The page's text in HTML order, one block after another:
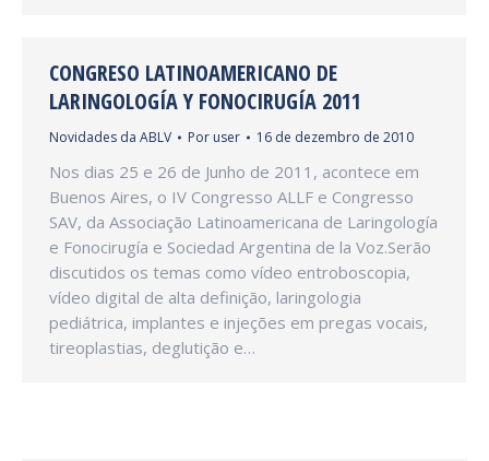
CONGRESO LATINOAMERICANO DE
LARINGOLOGÍA Y FONOCIRUGÍA 2011
Novidades da ABLV Por user 16 de dezembro de 2010
Nos dias 25 e 26 de Junho de 2011, acontece em
Buenos Aires, o IV Congresso ALLF e Congresso
SAV, da Associação Latinoamericana de Laringología
e Fonocirugía e Sociedad Argentina de la Voz.Serão
discutidos os temas como vídeo entroboscopia,
vídeo digital de alta definição, laringologia
pediátrica, implantes e injeções em pregas vocais,
tireoplastias, deglutição e…